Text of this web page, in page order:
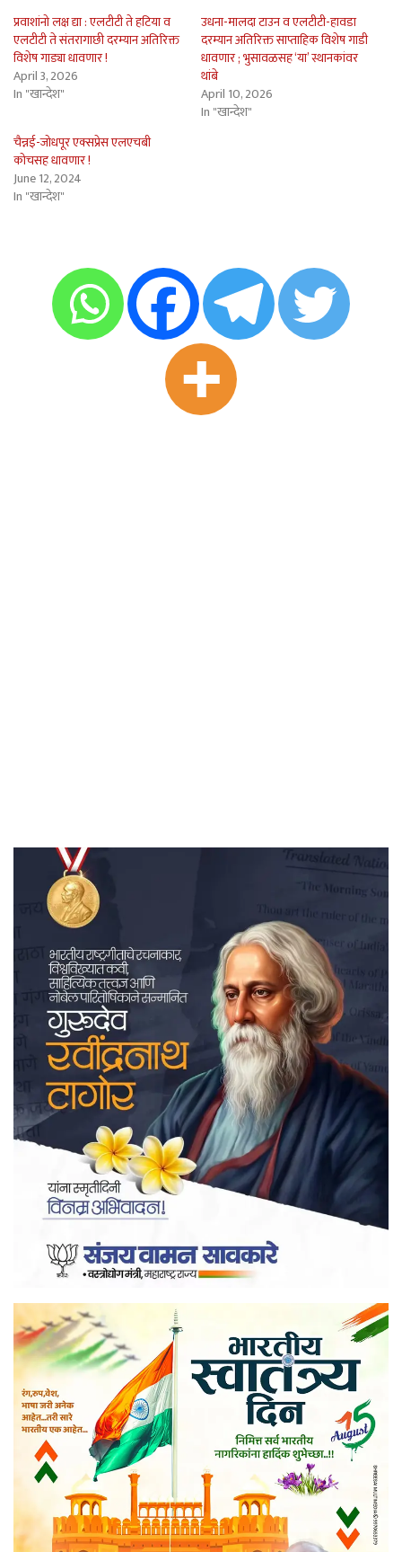
प्रवाशांनो लक्ष द्या : एलटीटी ते हटिया व
एलटीटी ते संतरागाछी दरम्यान अतिरिक्त
विशेष गाड्या धावणार !
April 3, 2026
In "खान्देश"
उधना-मालदा टाउन व एलटीटी-हावडा
दरम्यान अतिरिक्त साप्ताहिक विशेष गाडी
धावणार ; भुसावळसह ‘या’ स्थानकांवर
थांबे
April 10, 2026
In "खान्देश"
चैन्नई-जोधपूर एक्सप्रेस एलएचबी
कोचसह धावणार !
June 12, 2024
In "खान्देश"